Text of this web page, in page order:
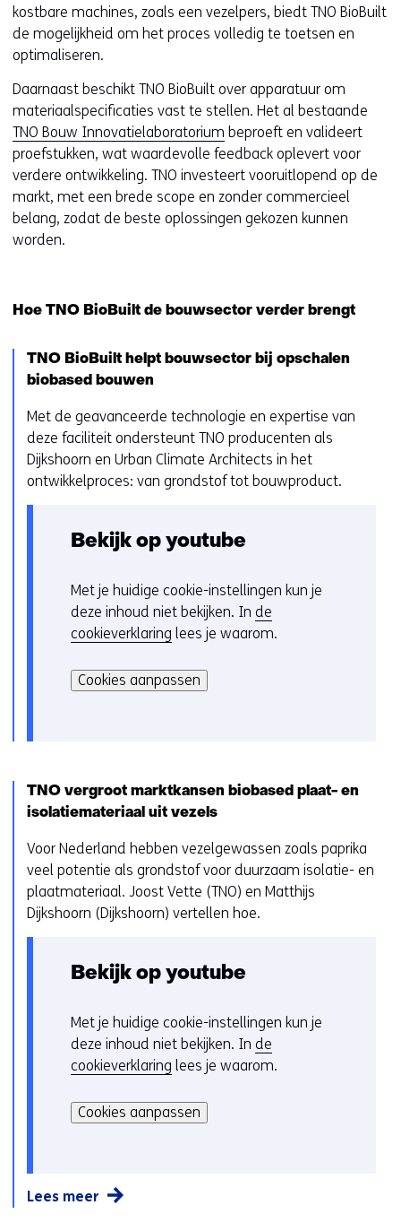
kostbare machines, zoals een vezelpers, biedt TNO BioBuilt
de mogelijkheid om het proces volledig te toetsen en
optimaliseren.
Daarnaast beschikt TNO BioBuilt over apparatuur om
materiaalspecificaties vast te stellen. Het al bestaande
TNO Bouw Innovatielaboratorium beproeft en valideert
proefstukken, wat waardevolle feedback oplevert voor
verdere ontwikkeling. TNO investeert vooruitlopend op de
markt, met een brede scope en zonder commercieel
belang, zodat de beste oplossingen gekozen kunnen
worden.
Hoe TNO BioBuilt de bouwsector verder brengt
TNO BioBuilt helpt bouwsector bij opschalen
biobased bouwen
Met de geavanceerde technologie en expertise van
deze faciliteit ondersteunt TNO producenten als
Dijkshoorn en Urban Climate Architects in het
ontwikkelproces: van grondstof tot bouwproduct.
Bekijk op youtube
C
o
o
i
r
k
u
r
w
i
i
e
n
Met je huidige cookie-instellingen kun je
deze inhoud niet bekijken. In de
cookieverklaring lees je waarom.
i
e
t
g
e
b
i
v
a
n
o
o
e
Cookies aanpassen
TNO vergroot marktkansen biobased plaat- en
isolatiemateriaal uit vezels
Voor Nederland hebben vezelgewassen zoals paprika
veel potentie als grondstof voor duurzaam isolatie- en
plaatmateriaal. Joost Vette (TNO) en Matthijs
Dijkshoorn (Dijkshoorn) vertellen hoe.
Bekijk op youtube
C
o
o
i
o
Met je huidige cookie-instellingen kun je
deze inhoud niet bekijken. In de
cookieverklaring lees je waarom.
i
e
a
Cookies aanpassen
Lees meer